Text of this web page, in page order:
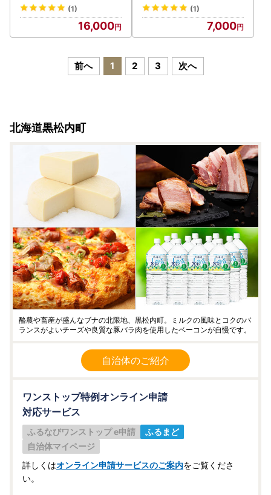
(1)
16,000
(1)
7,000
前へ 1 2 3 次へ
北海道黒松内町
酪農や畜産が盛んなブナの北限地、黒松内町。ミルクの風味とコクのバ
ランスがよいチーズや良質な豚バラ肉を使用したベーコンが自慢です。
自治体のご紹介
ワンストップ特例オンライン申請
対応サービス
ふるなびワンストップ e申請
ふるまど
自治体マイページ
詳しくはオンライン申請サービスのご案内をご覧くださ
い。